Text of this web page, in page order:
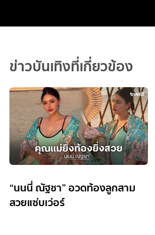
ข่าวบันเทิงที่เกี่ยวข้อง
“นนนี่ ณัฐชา” อวดท้องลูกสาม
สวยแซ่บเว่อร์